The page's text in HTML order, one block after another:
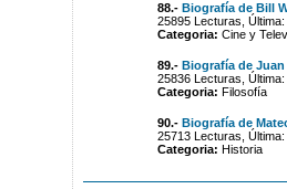
88.- Biografía de Bill
25895 Lecturas,
Categoria: Cine y
89.- Biografía de
25836 Lecturas,
Categoria: Filosofía
90.- Biografía de
25713 Lecturas,
Categoria: Historia